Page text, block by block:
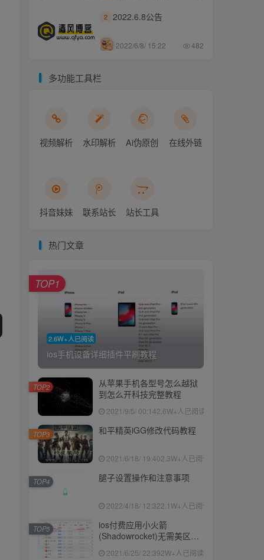
2 2022.6.8公告
2022/6/8/ 15:22 482
多功能工具栏
视频解析 水印解析 Ai伪原创 在线外链
抖音妹妹 联系站长 站长工具
热门文章
2.6W+人已阅读
ios手机设备详细插件平刷教程
TOP1
从苹果手机各型号怎么越狱
到怎么开科技完整教程
2021/9/5/ 00:142.6W+人已阅读
TOP2
和平精英iGG修改代码教程
2021/6/18/ 19:402.3W+人已阅读
TOP3
腿子设置操作和注意事项
2022/4/18/ 12:322.1W+人已阅读
TOP4
ios付费应用小火箭
(Shadowrocket)无需美区苹
2021/6/25/ 22:392W+人已阅读
TOP5